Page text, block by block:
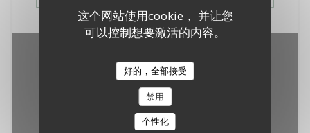
这个网站使用cookie， 并让您
可以控制想要激活的内容。
好的，全部接受
禁用
个性化